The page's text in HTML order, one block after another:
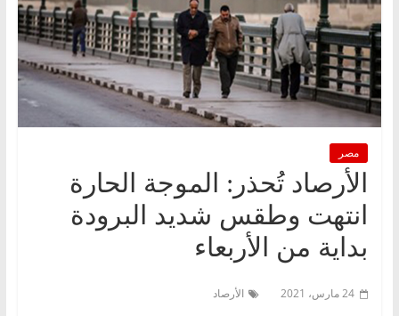
مصر
الأرصاد تُحذر: الموجة الحارة
انتهت وطقس شديد البرودة
بداية من الأربعاء
24 مارس، 2021 الأرصاد